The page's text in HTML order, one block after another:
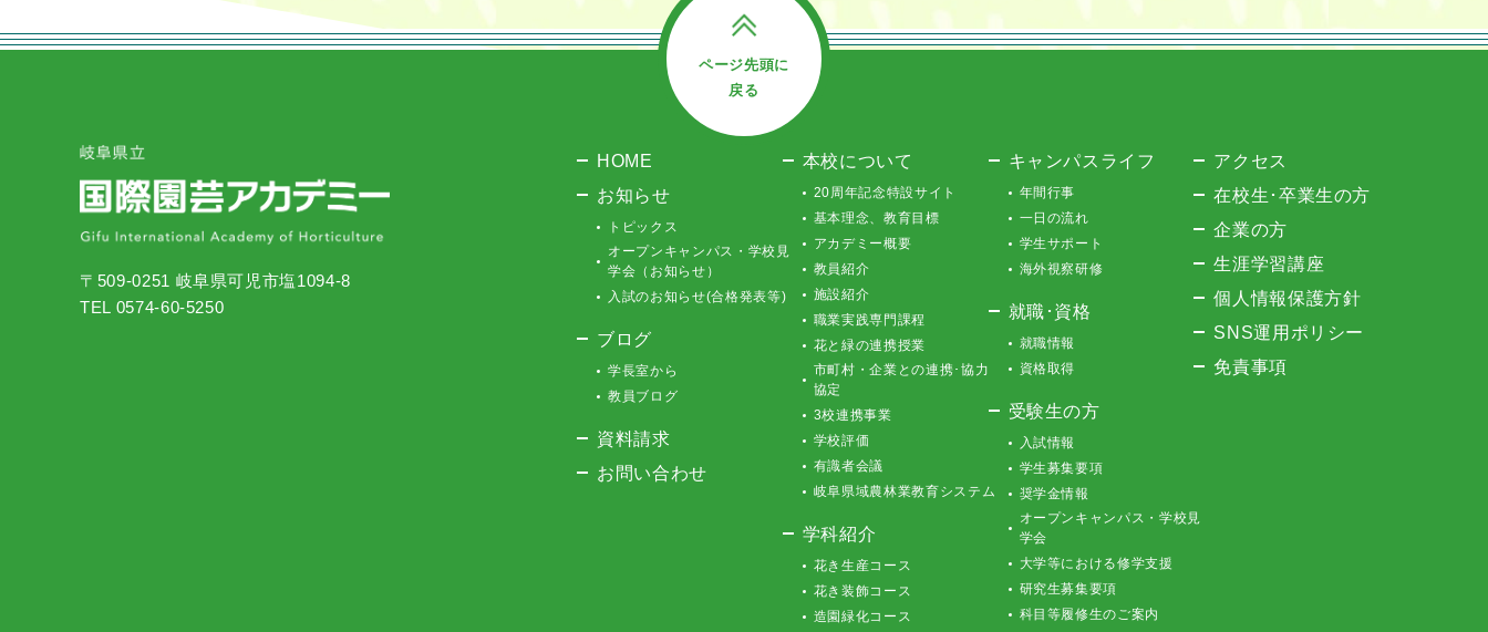
ページ先頭に
戻る
〒509-0251 岐阜県可児市塩1094-8
TEL 0574-60-5250
HOME
お知らせ
トピックス
オープンキャンパス・学校見
学会（お知らせ）
入試のお知らせ(合格発表等)
ブログ
学長室から
教員ブログ
資料請求
お問い合わせ
本校について
20周年記念特設サイト
基本理念、教育目標
アカデミー概要
教員紹介
施設紹介
職業実践専門課程
花と緑の連携授業
市町村・企業との連携･協力
協定
3校連携事業
学校評価
有識者会議
岐阜県域農林業教育システム
学科紹介
花き生産コース
花き装飾コース
造園緑化コース
キャンパスライフ
年間行事
一日の流れ
学生サポート
海外視察研修
就職･資格
就職情報
資格取得
受験生の方
入試情報
学生募集要項
奨学金情報
オープンキャンパス・学校見
学会
大学等における修学支援
研究生募集要項
科目等履修生のご案内
アクセス
在校生･卒業生の方
企業の方
生涯学習講座
個人情報保護方針
SNS運用ポリシー
免責事項